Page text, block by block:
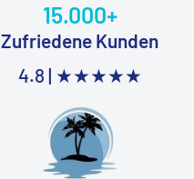
15.000+
Zufriedene Kunden
4.8 | ★★★★★